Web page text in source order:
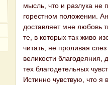
мысль, что и разлука не
горестном положении.
доставляет мне любовь
те, в которых так живо
читать, не проливая
великости
тех благодетельных
Истинно чувствую, что